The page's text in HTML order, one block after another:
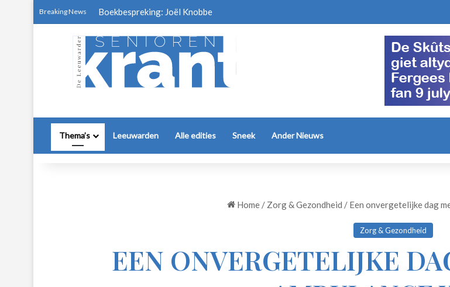
Breaking News
Thema’s Leeuwarden Alle edities Sneek Ander Nieuws
Home / Zorg & Gezondheid / Een onvergetelijke dag
Zorg & Gezondheid
EEN ONVERGETELIJKE